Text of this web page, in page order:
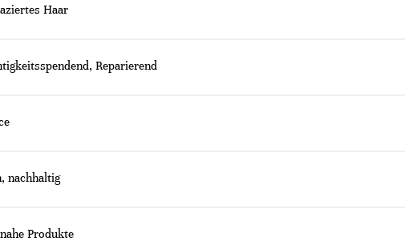
Haar
Reparierend
nachhaltig
Produkte